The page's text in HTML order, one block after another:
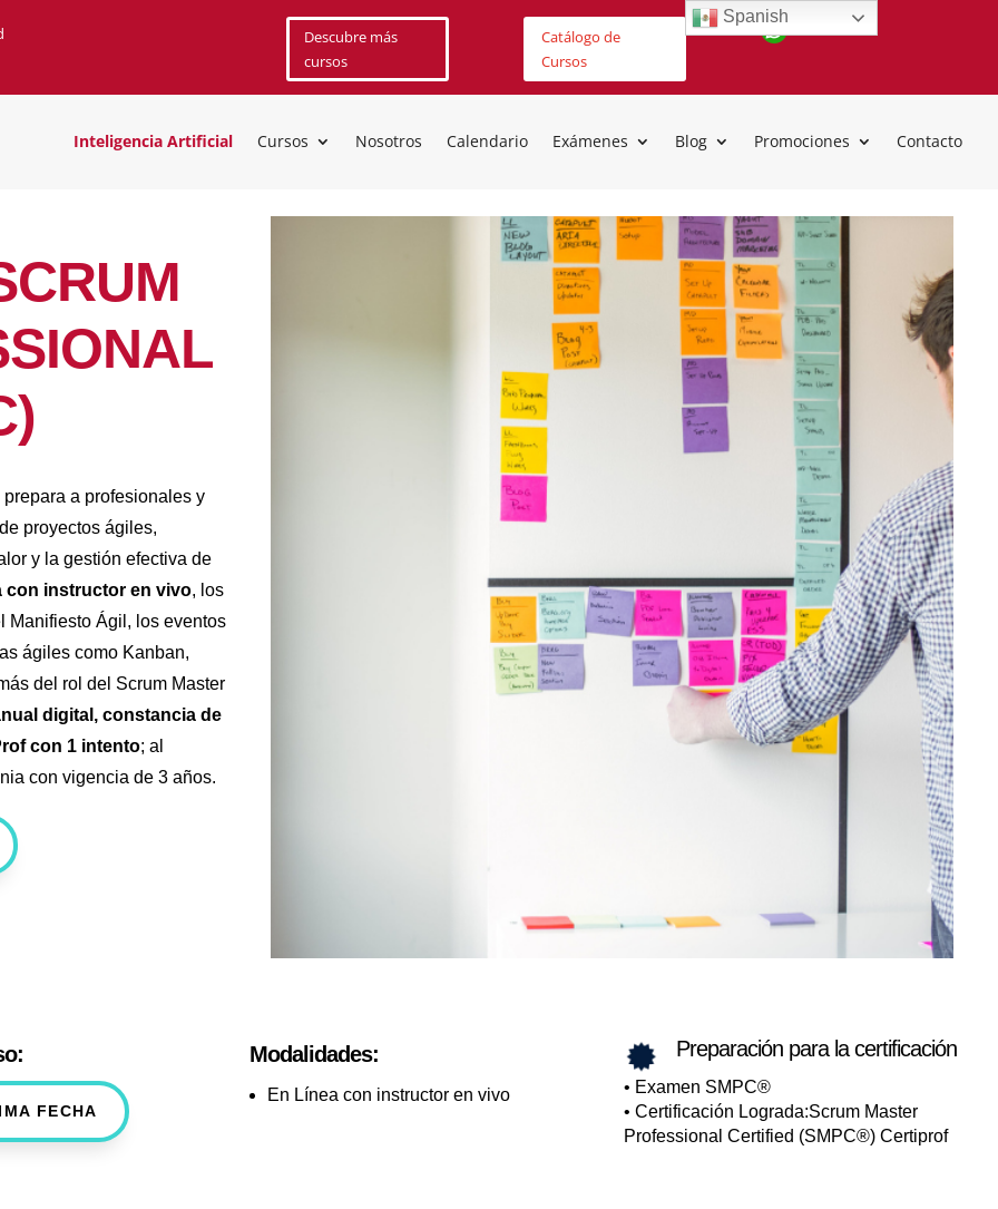
Descubre más
cursos
Catálogo de
Cursos
Inteligencia Artificial Cursos Nosotros Calendario Exámenes Blog Promociones Contacto
prepara a profesionales y
proyectos ágiles,
y la gestión efectiva de
con instructor en vivo, los
Manifiesto Ágil, los eventos
ágiles como Kanban,
del rol del Scrum Master
digital, constancia de
con 1 intento; al
con vigencia de 3 años.
FECHA
Modalidades:
En Línea con instructor en vivo
Preparación para la certificación
• Examen SMPC®
• Certificación Lograda:Scrum Master
Professional Certified (SMPC®) Certiprof
Spanish